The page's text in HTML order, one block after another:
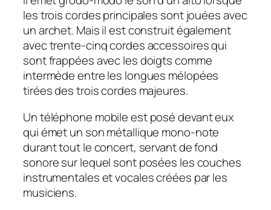
les trois cordes principales sont jouées avec
un archet. Mais il est construit également
avec trente-cinq cordes accessoires qui
sont frappées avec les doigts comme
intermède entre les longues mélopées
tirées des trois cordes majeures.
Un téléphone mobile est posé devant eux
qui émet un son métallique mono-note
durant tout le concert, servant de fond
sonore sur lequel sont posées les couches
instrumentales et vocales créées par les
musiciens.